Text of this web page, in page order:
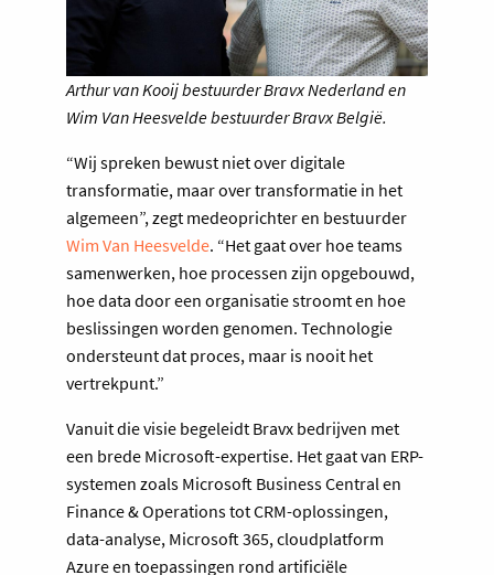
Arthur van Kooij bestuurder Bravx Nederland en
Wim Van Heesvelde bestuurder Bravx België.
“Wij spreken bewust niet over digitale
transformatie, maar over transformatie in het
algemeen”, zegt medeoprichter en bestuurder
Wim Van Heesvelde. “Het gaat over hoe teams
samenwerken, hoe processen zijn opgebouwd,
hoe data door een organisatie stroomt en hoe
beslissingen worden genomen. Technologie
ondersteunt dat proces, maar is nooit het
vertrekpunt.”
Vanuit die visie begeleidt Bravx bedrijven met
een brede Microsoft-expertise. Het gaat van ERP-
systemen zoals Microsoft Business Central en
Finance & Operations tot CRM-oplossingen,
data-analyse, Microsoft 365, cloudplatform
Azure en toepassingen rond artificiële